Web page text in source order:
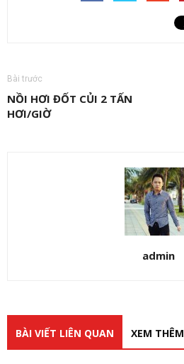
Bài trước
NỒI HƠI ĐỐT CỦI 2 TẤN
HƠI/GIỜ
admin
BÀI VIẾT LIÊN QUAN XEM THÊM